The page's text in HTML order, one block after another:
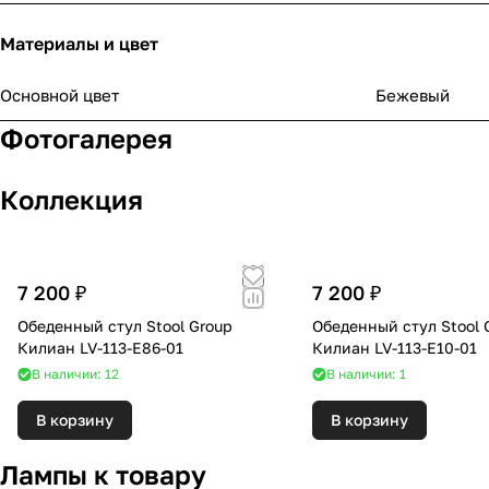
Материалы и цвет
Основной цвет Бежевый
Фотогалерея
Коллекция
7 200 ₽
Обеденный стул Stool Group
Килиан LV-113-E86-01
В наличии: 12
В корзину
7 200 ₽
Обеденный стул Stool
Килиан LV-113-E10-01
В наличии: 1
В корзину
Лампы к товару